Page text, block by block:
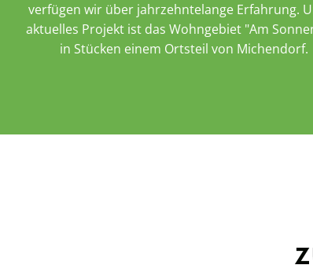
verfügen wir über jahrzehntelange Erfahrung.
aktuelles Projekt ist das Wohngebiet "Am
in Stücken einem Ortsteil von Michendorf.